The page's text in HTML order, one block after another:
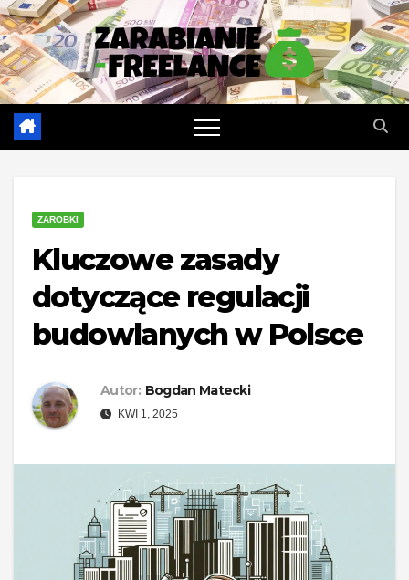
Skip
to
content
ZAROBKI
Kluczowe zasady
dotyczące regulacji
budowlanych w Polsce
Autor: Bogdan Matecki
KWI 1, 2025